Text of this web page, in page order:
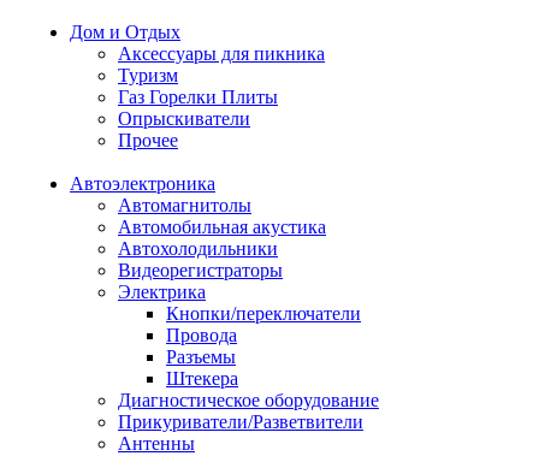
Дом и Отдых
Аксессуары для пикника
Туризм
Газ Горелки Плиты
Опрыскиватели
Прочее
Автоэлектроника
Автомагнитолы
Автомобильная акустика
Автохолодильники
Видеорегистраторы
Электрика
Кнопки/переключатели
Провода
Разъемы
Штекера
Диагностическое оборудование
Прикуриватели/Разветвители
Антенны